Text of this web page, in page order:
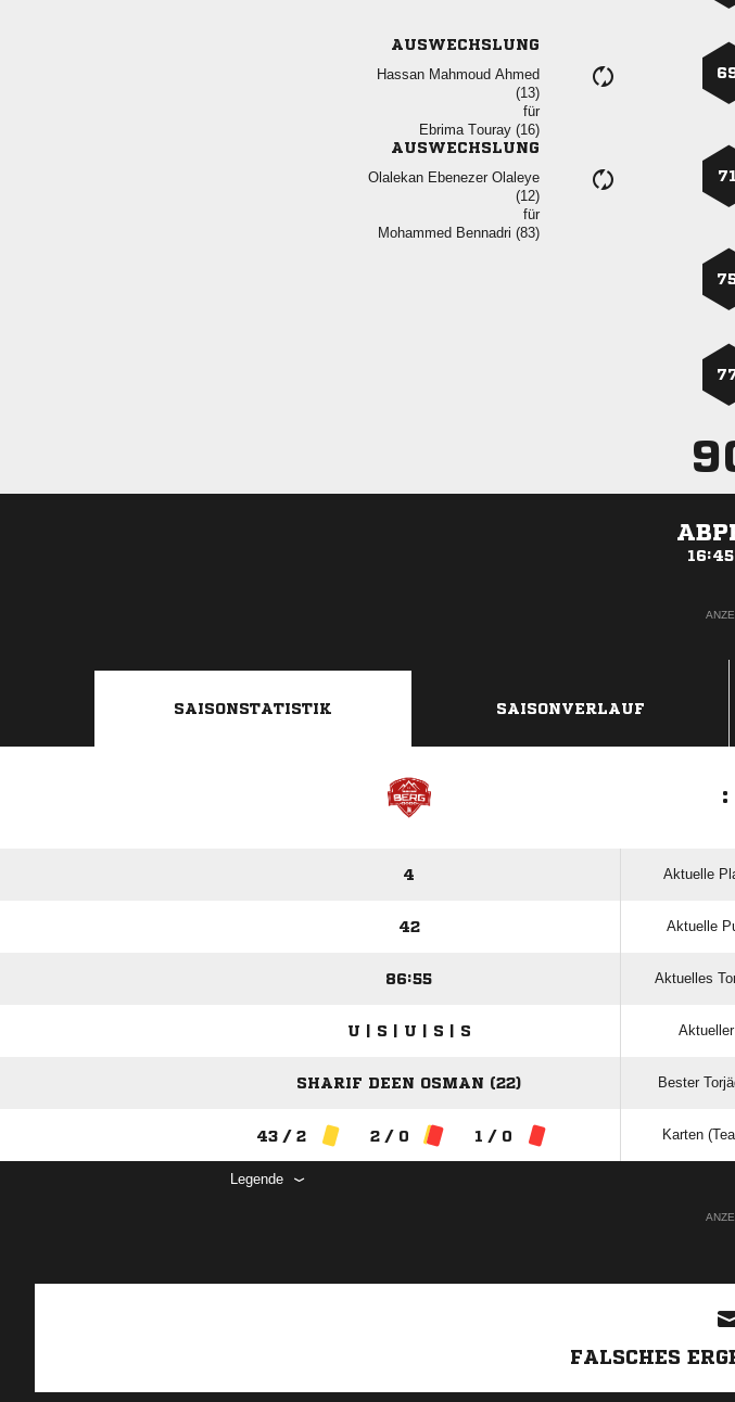
AUSWECHSLUNG
  

für
  
AUSWECHSLUNG
  

für
  
SAISONSTATISTIK SAISONVERLAUF
:
4 Aktuelle
42 Aktuelle
86:55 Aktuelles
U | S | U | S | S
SHARIF DEEN OSMAN (22) Bester
43 / 2 2 / 0 1 / 0 Karten
Legende
FALSCHES